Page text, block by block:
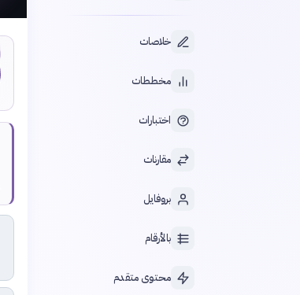
خلاصات
مخططات
اختبارات
مقارنات
بروفايل
بالأرقام
محتوى متقدم